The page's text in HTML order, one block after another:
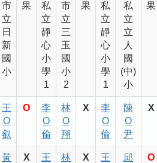
市
立
日
新
國
小
果
私
立
靜
心
小
學
1
市
立
三
玉
國
小
2
果
私
立
靜
心
小
學
1
私
立
立
人
國
(中)
小
果
王
O
叡
O
李
O
倫
林
O
翔
X
李
O
倫
陳
O
尹
X
黃
X
王
林
X
王
邱
O